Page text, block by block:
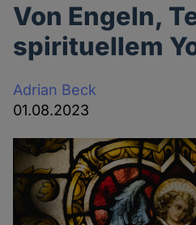
Von Engeln,
spirituellem
Adrian Beck
01.08.2023